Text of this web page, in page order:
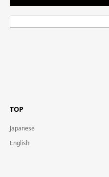
検
索:
TOP
Japanese
English